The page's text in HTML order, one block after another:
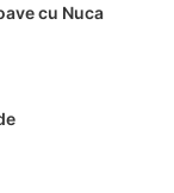
cu Nuca